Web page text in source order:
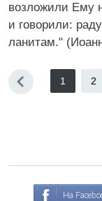
возложили Ему
и говорили:
ланитам."
1 2
На